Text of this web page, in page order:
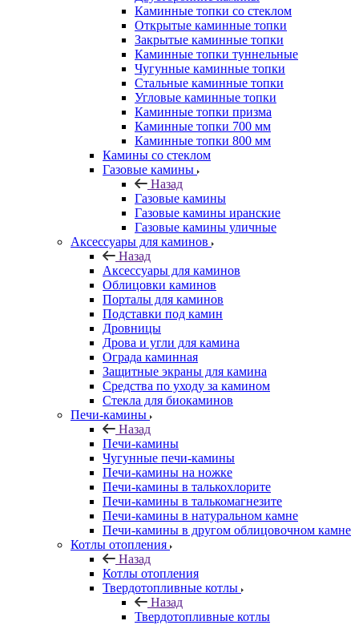
Каминные топки со стеклом
Открытые каминные топки
Закрытые каминные топки
Каминные топки туннельные
Чугунные каминные топки
Стальные каминные топки
Угловые каминные топки
Каминные топки призма
Каминные топки 700 мм
Каминные топки 800 мм
Камины со стеклом
Газовые камины
Назад
Газовые камины
Газовые камины иранские
Газовые камины уличные
Аксессуары для каминов
Назад
Аксессуары для каминов
Облицовки каминов
Порталы для каминов
Подставки под камин
Дровницы
Дрова и угли для камина
Ограда каминная
Защитные экраны для камина
Средства по уходу за камином
Стекла для биокаминов
Печи-камины
Назад
Печи-камины
Чугунные печи-камины
Печи-камины на ножке
Печи-камины в талькохлорите
Печи-камины в талькомагнезите
Печи-камины в натуральном камне
Печи-камины в другом облицовочном камне
Котлы отопления
Назад
Котлы отопления
Твердотопливные котлы
Назад
Твердотопливные котлы